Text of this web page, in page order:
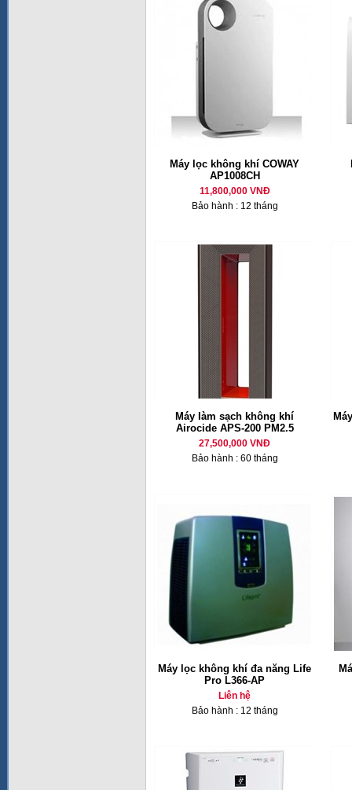
Máy lọc không khí COWAY
AP1008CH
11,800,000 VNĐ
Bảo hành : 12 tháng
Máy làm sạch không khí
Airocide APS-200 PM2.5
27,500,000 VNĐ
Bảo hành : 60 tháng
Máy lọc không khí đa năng Life
Pro L366-AP
Liên hệ
Bảo hành : 12 tháng